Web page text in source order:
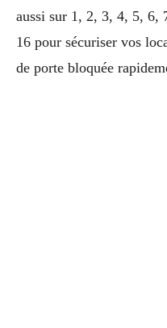
aussi sur 1, 2, 3, 4, 5, 6,
16 pour sécuriser vos
de porte bloquée